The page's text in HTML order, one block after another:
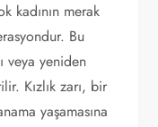
kadının merak
Bu
veya yeniden
Kızlık zarı, bir
yaşamasına